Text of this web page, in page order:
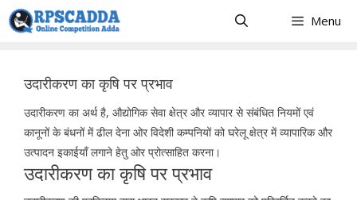
Skip
to
Menu
उदारीकरण का कृषि पर प्रभाव
उदारीकरण का अर्थ है, औद्योगिक सेवा क्षेत्र और व्यापार से संबंधित नियमों एवं
कानूनों के बंधनों में ढील देना ओर विदेशी कम्पनियों को घरेलू क्षेत्र में व्यापारिक और
उत्पादन इकाईयाँ लगाने हेतु ओर प्रोत्साहित करना।
उदारीकरण का कृषि पर प्रभाव